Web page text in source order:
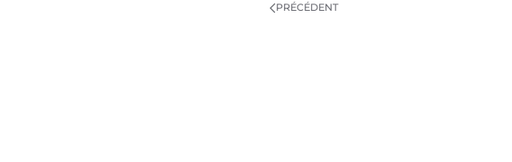
PRÉCÉDENT